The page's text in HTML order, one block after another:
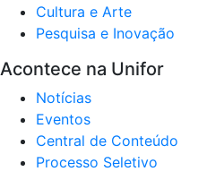
Cultura e Arte
Pesquisa e Inovação
Acontece na Unifor
Notícias
Eventos
Central de Conteúdo
Processo Seletivo